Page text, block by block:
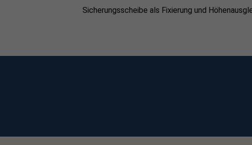
Sicherungsscheibe als Fixierung und